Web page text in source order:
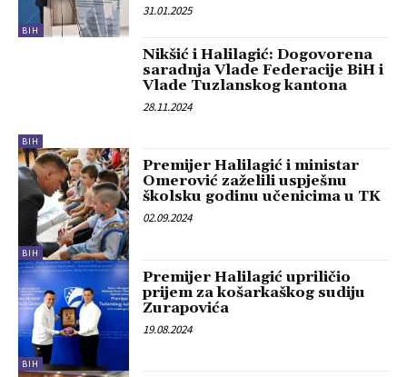
BIH
31.01.2025
BIH
Nikšić i Halilagić: Dogovorena
saradnja Vlade Federacije BiH i
Vlade Tuzlanskog kantona
28.11.2024
BIH
Premijer Halilagić i ministar
Omerović zaželili uspješnu
školsku godinu učenicima u TK
02.09.2024
BIH
Premijer Halilagić upriličio
prijem za košarkaškog sudiju
Zurapovića
19.08.2024